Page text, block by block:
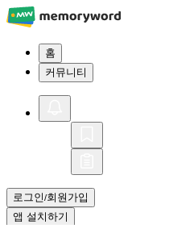
홈
커뮤니티
로그인/회원가입
앱 설치하기